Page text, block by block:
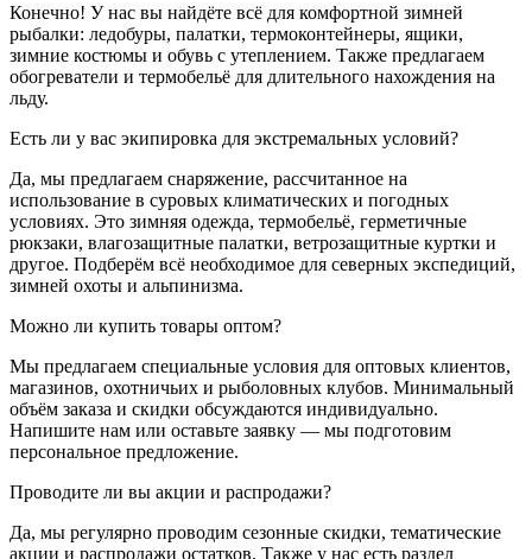
Конечно! У нас вы найдёте всё для комфортной зимней
рыбалки: ледобуры, палатки, термоконтейнеры, ящики,
зимние костюмы и обувь с утеплением. Также предлагаем
обогреватели и термобельё для длительного нахождения на
льду.
Есть ли у вас экипировка для экстремальных условий?
Да, мы предлагаем снаряжение, рассчитанное на
использование в суровых климатических и погодных
условиях. Это зимняя одежда, термобельё, герметичные
рюкзаки, влагозащитные палатки, ветрозащитные куртки и
другое. Подберём всё необходимое для северных экспедиций,
зимней охоты и альпинизма.
Можно ли купить товары оптом?
Мы предлагаем специальные условия для оптовых клиентов,
магазинов, охотничьих и рыболовных клубов. Минимальный
объём заказа и скидки обсуждаются индивидуально.
Напишите нам или оставьте заявку — мы подготовим
персональное предложение.
Проводите ли вы акции и распродажи?
Да, мы регулярно проводим сезонные скидки, тематические
акции и распродажи остатков. Также у нас есть раздел